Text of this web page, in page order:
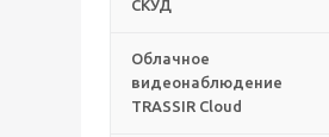
СКУД
Облачное
видеонаблюдение
TRASSIR Cloud